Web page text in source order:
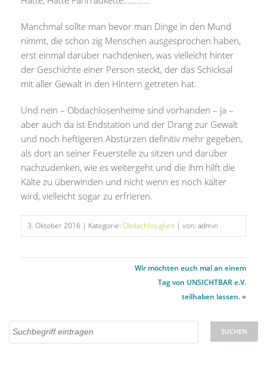
Manchmal sollte man bevor man Dinge in den Mund
nimmt, die schon zig Menschen ausgesprochen haben,
erst einmal darüber nachdenken, was vielleicht hinter
der Geschichte einer Person steckt, der das Schicksal
mit aller Gewalt in den Hintern getreten hat.
Und nein – Obdachlosenheime sind vorhanden – ja –
aber auch da ist Endstation und der Drang zur Gewalt
und noch heftigeren Abstürzen definitiv mehr gegeben,
als dort an seiner Feuerstelle zu sitzen und darüber
nachzudenken, wie es weitergeht und die ihm hilft die
Kälte zu überwinden und nicht wenn es noch kälter
wird, vielleicht sogar zu erfrieren.
3. Oktober 2016 | Kategorie: Obdachlosigkeit | von: admin
Wir möchten euch mal an einem
Tag von UNSICHTBAR e.V.
teilhaben lassen.»